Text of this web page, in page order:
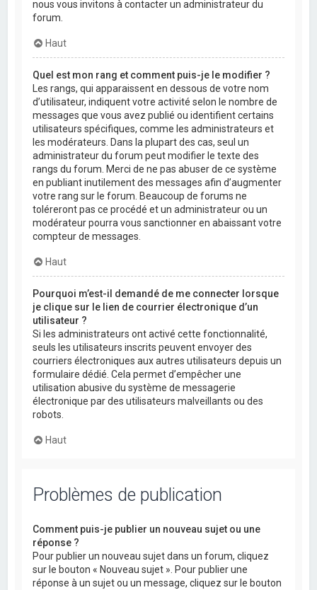
nous vous invitons à contacter un administrateur du
forum.
Haut
Quel est mon rang et comment puis-je le modifier ?
Les rangs, qui apparaissent en dessous de votre nom
d’utilisateur, indiquent votre activité selon le nombre de
messages que vous avez publié ou identifient certains
utilisateurs spécifiques, comme les administrateurs et
les modérateurs. Dans la plupart des cas, seul un
administrateur du forum peut modifier le texte des
rangs du forum. Merci de ne pas abuser de ce système
en publiant inutilement des messages afin d’augmenter
votre rang sur le forum. Beaucoup de forums ne
toléreront pas ce procédé et un administrateur ou un
modérateur pourra vous sanctionner en abaissant votre
compteur de messages.
Haut
Pourquoi m’est-il demandé de me connecter lorsque
je clique sur le lien de courrier électronique d’un
utilisateur ?
Si les administrateurs ont activé cette fonctionnalité,
seuls les utilisateurs inscrits peuvent envoyer des
courriers électroniques aux autres utilisateurs depuis un
formulaire dédié. Cela permet d’empêcher une
utilisation abusive du système de messagerie
électronique par des utilisateurs malveillants ou des
robots.
Haut
Problèmes de publication
Comment puis-je publier un nouveau sujet ou une
réponse ?
Pour publier un nouveau sujet dans un forum, cliquez
sur le bouton « Nouveau sujet ». Pour publier une
réponse à un sujet ou un message, cliquez sur le bouton